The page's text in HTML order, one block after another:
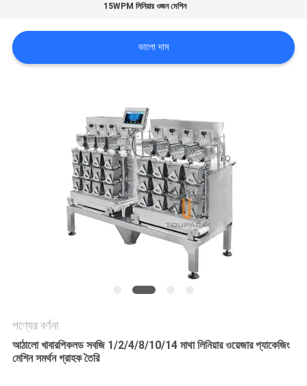
খবর
SITEMAP
15WPM লিনিয়ার ওজন মেশিন
ভালো দাম
পণ্যের বর্ণনা
আঠালো খাবারপিকলড সবজি 1/2/4/8/10/14 মাথা লিনিয়ার ওয়েজার প্যাকেজিং
মেশিন সমর্থন গ্রাহক তৈরি